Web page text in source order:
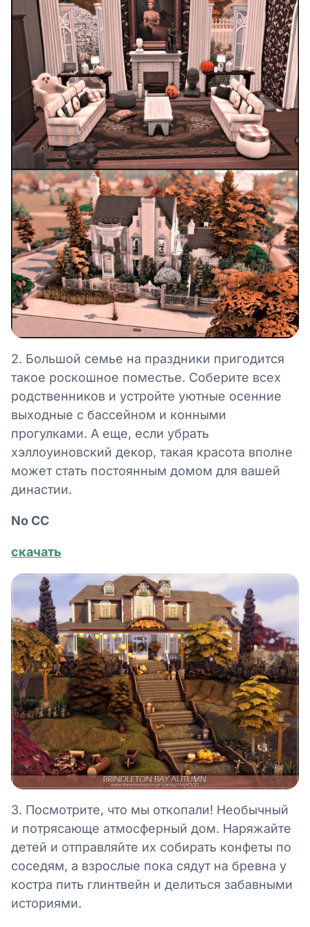
2. Большой семье на праздники пригодится
такое роскошное поместье. Соберите всех
родственников и устройте уютные осенние
выходные с бассейном и конными
прогулками. А еще, если убрать
хэллоуиновский декор, такая красота вполне
может стать постоянным домом для вашей
династии.
No СС
скачать
3. Посмотрите, что мы откопали! Необычный
и потрясающе атмосферный дом. Наряжайте
детей и отправляйте их собирать конфеты по
соседям, а взрослые пока сядут на бревна у
костра пить глинтвейн и делиться забавными
историями.